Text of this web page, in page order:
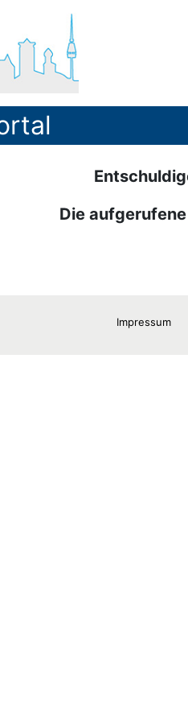
Die
Impressum